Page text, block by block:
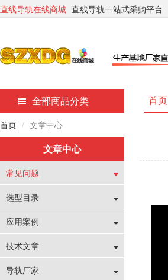
直线导轨在线商城 直线导轨一站式采购平台
全部商品分类 首页
首页 文章中心
文章中心
常见问题
选型目录
应用案例
技术文章
导轨厂家